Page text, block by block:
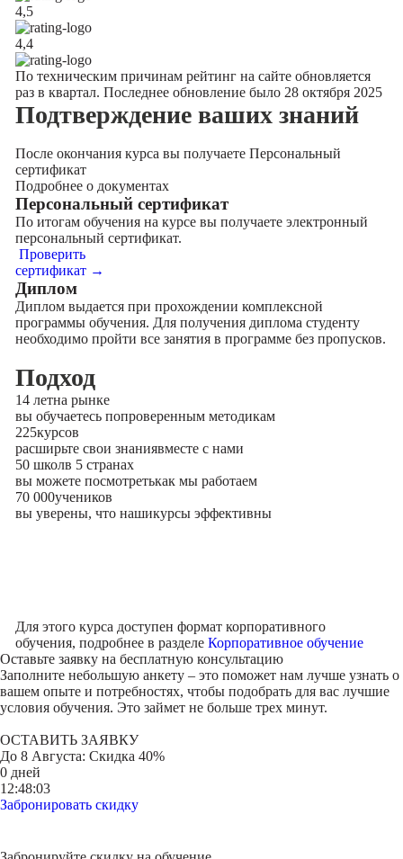
4,5
4,4
По техническим причинам рейтинг на сайте обновляется
раз в квартал. Последнее обновление было 28 октября 2025
Подтверждение ваших знаний
После окончания курса вы получаете Персональный
сертификат
Подробнее о документах
Персональный сертификат
По итогам обучения на курсе вы получаете электронный
персональный сертификат.
Проверить
сертификат →
Диплом
Диплом выдается при прохождении комплексной
программы обучения. Для получения диплома студенту
необходимо пройти все занятия в программе без пропусков.
Подход
14 летна рынке
вы обучаетесь попроверенным методикам
225курсов
расширьте свои знаниявместе с нами
50 школв 5 странах
вы можете посмотретькак мы работаем
70 000учеников
вы уверены, что нашикурсы эффективны
Для этого курса доступен формат корпоративного
обучения, подробнее в разделе Корпоративное обучение
Оставьте заявку на бесплатную консультацию
Заполните небольшую анкету – это поможет нам лучше узнать о
вашем опыте и потребностях, чтобы подобрать для вас лучшие
условия обучения. Это займет не больше трех минут.
ОСТАВИТЬ ЗАЯВКУ
До 8 Августа: Скидка 40%
0 дней
12:48:03
Забронировать скидку